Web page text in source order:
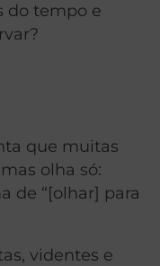
do tempo e
que muitas
olha só:
de “[olhar] para
videntes e